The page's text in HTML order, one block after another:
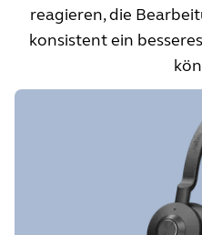
reagieren, die
konsistent ein